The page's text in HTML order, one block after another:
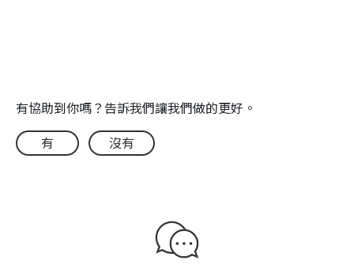
有協助到你嗎？告訴我們讓我們做的更好。
有 沒有